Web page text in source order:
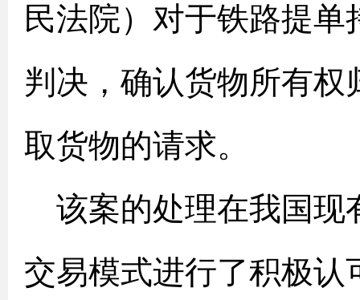
民法院）对于铁路提
判决，确认货物所有
取货物的请求。
该案的处理在我国现
交易模式进行了积极